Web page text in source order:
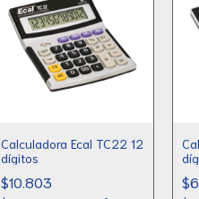
Calculadora Ecal TC22 12
dígitos
$10.803